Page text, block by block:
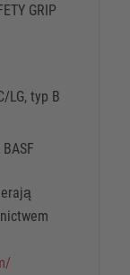
GRIP
LG, typ B